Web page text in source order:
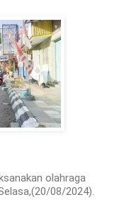
olahraga
08/2024).